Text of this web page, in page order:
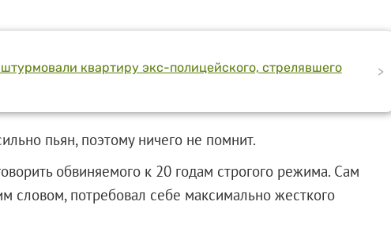
квартиру экс-полицейского, стрелявшего
>
пьян, поэтому ничего не помнит.
обвиняемого к 20 годам строгого режима. Сам
словом, потребовал себе максимально жесткого